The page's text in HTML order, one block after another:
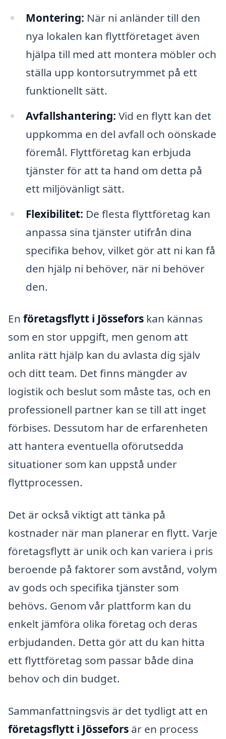
Montering: När ni anländer till den
nya lokalen kan flyttföretaget även
hjälpa till med att montera möbler och
ställa upp kontorsutrymmet på ett
funktionellt sätt.
Avfallshantering: Vid en flytt kan det
uppkomma en del avfall och oönskade
föremål. Flyttföretag kan erbjuda
tjänster för att ta hand om detta på
ett miljövänligt sätt.
Flexibilitet: De flesta flyttföretag kan
anpassa sina tjänster utifrån dina
specifika behov, vilket gör att ni kan få
den hjälp ni behöver, när ni behöver
den.
En företagsflytt i Jössefors kan kännas
som en stor uppgift, men genom att
anlita rätt hjälp kan du avlasta dig själv
och ditt team. Det finns mängder av
logistik och beslut som måste tas, och en
professionell partner kan se till att inget
förbises. Dessutom har de erfarenheten
att hantera eventuella oförutsedda
situationer som kan uppstå under
flyttprocessen.
Det är också viktigt att tänka på
kostnader när man planerar en flytt. Varje
företagsflytt är unik och kan variera i pris
beroende på faktorer som avstånd, volym
av gods och specifika tjänster som
behövs. Genom vår plattform kan du
enkelt jämföra olika företag och deras
erbjudanden. Detta gör att du kan hitta
ett flyttföretag som passar både dina
behov och din budget.
Sammanfattningsvis är det tydligt att en
företagsflytt i Jössefors är en process